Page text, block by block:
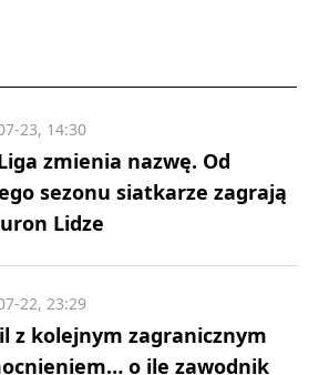
zmienia nazwę. Od
sezonu siatkarze zagrają
Lidze
23, 14:30
z kolejnym zagranicznym
o ile zawodnik
22, 23:29